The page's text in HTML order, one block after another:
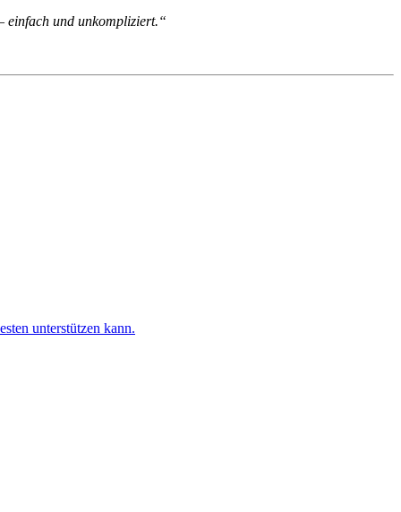
einfach und unkompliziert.“
unterstützen kann.